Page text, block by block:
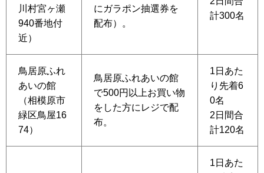
川村宮ヶ瀬
940番地付
近）
にガラポン抽選券を
配布）。
計300名
鳥居原ふれ
あいの館
（相模原市
緑区鳥屋16
74）
鳥居原ふれあいの館
で500円以上お買い物
をした方にレジで配
布。
1日あた
り先着6
0名
2日間合
計120名
1日あた